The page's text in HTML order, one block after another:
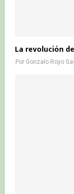
La revolución
Por Gonzalo Royo